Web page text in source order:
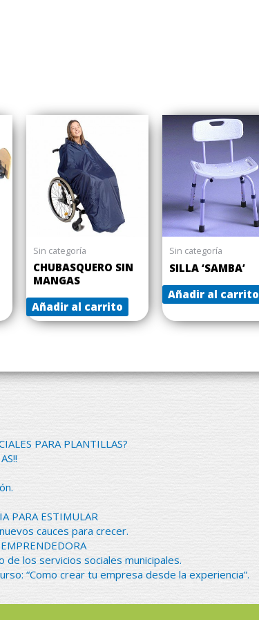
Sin categoría
CHUBASQUERO SIN
MANGAS
Añadir al carrito
Sin categoría
SILLA ‘SAMBA’
Añadir al carrito
PARA PLANTILLAS?
PARA ESTIMULAR
cauces para crecer.
los servicios sociales municipales.
“Como crear tu empresa desde la experiencia”.